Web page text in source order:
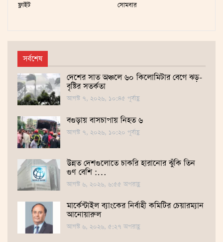
ফ্লাইট
সোমবার
সর্বশেষ
দেশের সাত অঞ্চলে ৬০ কিলোমিটার বেগে ঝড়-
বৃষ্টির সতর্কতা
আগস্ট ৭, ২০২৬, ১০:৪৫ পূর্বাহ্ণ
বগুড়ায় বাসচাপায় নিহত ৬
আগস্ট ৭, ২০২৬, ১০:২০ পূর্বাহ্ণ
উন্নত দেশগুলোতে চাকরি হারানোর ঝুঁকি তিন
গুণ বেশি :…
আগস্ট ৬, ২০২৬, ৬:৫৫ অপরাহ্ণ
মার্কেন্টাইল ব্যাংকের নির্বাহী কমিটির চেয়ারম্যান
আনোয়ারুল
আগস্ট ৬, ২০২৬, ৫:২৭ অপরাহ্ণ